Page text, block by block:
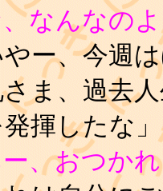
なんなの
ー、今週は
ま、過去
揮したな」
、おつか